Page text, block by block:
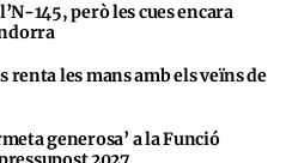
145, però les cues encara
renta les mans amb els veïns de
generosa’ a la Funció